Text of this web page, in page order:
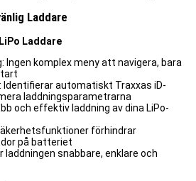
Laddare
Laddare
Ingen komplex meny att navigera, bara
Identifierar automatiskt Traxxas iD-
laddningsparametrarna
och effektiv laddning av dina LiPo-
förhindrar
på batteriet
laddningen snabbare, enklare och